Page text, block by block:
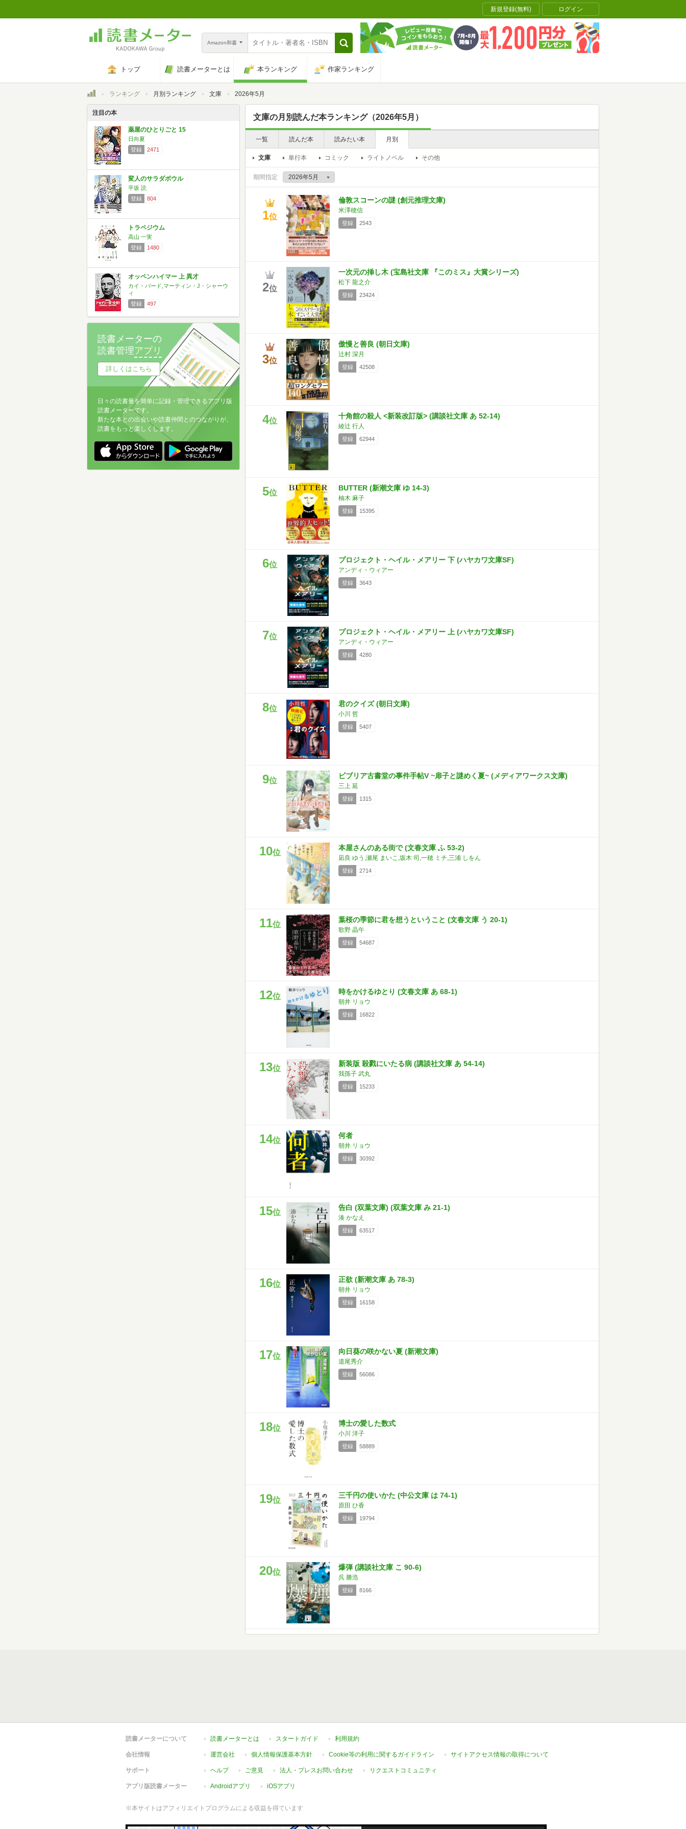
新規登録(無料) ログイン
Amazon和書
トップ 読書メーターとは 本ランキング 作家ランキング
トップランキング 月別ランキング 文庫 2026年5月
文庫の月別読んだ本ランキング（2026年5月）
一覧 読んだ本 読みたい本 月別
文庫 単行本 コミック ライトノベル その他
期間指定
1位
倫敦スコーンの謎 (創元推理文庫)
米澤穂信
登録 2543
2位
一次元の挿し木 (宝島社文庫 『このミス』大賞シリーズ)
松下 龍之介
登録 23424
3位
傲慢と善良 (朝日文庫)
辻村 深月
登録 42508
4位
十角館の殺人 <新装改訂版> (講談社文庫 あ 52-14)
綾辻 行人
登録 62944
5位
BUTTER (新潮文庫 ゆ 14-3)
柚木 麻子
登録 15395
6位
プロジェクト・ヘイル・メアリー 下 (ハヤカワ文庫SF)
アンディ・ウィアー
登録 3643
7位
プロジェクト・ヘイル・メアリー 上 (ハヤカワ文庫SF)
アンディ・ウィアー
登録 4280
8位
君のクイズ (朝日文庫)
小川 哲
登録 5407
9位
ビブリア古書堂の事件手帖V ~扉子と謎めく夏~ (メディアワークス文庫)
三上 延
登録 1315
10位
本屋さんのある街で (文春文庫 ふ 53-2)
凪良 ゆう,瀬尾 まいこ,坂木 司,一穂 ミチ,三浦 しをん
登録 2714
11位
葉桜の季節に君を想うということ (文春文庫 う 20-1)
歌野 晶午
登録 54687
12位
時をかけるゆとり (文春文庫 あ 68-1)
朝井 リョウ
登録 16822
13位
新装版 殺戮にいたる病 (講談社文庫 あ 54-14)
我孫子 武丸
登録 15233
14位
何者
朝井 リョウ
登録 30392
15位
告白 (双葉文庫) (双葉文庫 み 21-1)
湊 かなえ
登録 63517
16位
正欲 (新潮文庫 あ 78-3)
朝井 リョウ
登録 16158
17位
向日葵の咲かない夏 (新潮文庫)
道尾秀介
登録 56086
18位
博士の愛した数式
小川 洋子
登録 58889
19位
三千円の使いかた (中公文庫 は 74-1)
原田 ひ香
登録 19794
20位
爆弾 (講談社文庫 こ 90-6)
呉 勝浩
登録 8166
注目の本
薬屋のひとりごと 15
日向夏
登録
2471
変人のサラダボウル
平坂 読
登録
804
トラペジウム
高山 一実
登録
1480
オッペンハイマー 上 異才
カイ・バード,マーティン・J・シャーウ
ィ
登録
497
読書メーターの
読書管理アプリ
詳しくはこちら
日々の読書量を簡単に記録・管理できるアプリ版
読書メーターです。
新たな本との出会いや読書仲間とのつながりが、
読書をもっと楽しくします。
読書メーターについて 読書メーターとは スタートガイド 利用規約
会社情報 運営会社 個人情報保護基本方針 Cookie等の利用に関するガイドライン サイトアクセス情報の取得について
サポート ヘルプ ご意見 法人・プレスお問い合わせ リクエストコミュニティ
アプリ版読書メーター Androidアプリ iOSアプリ
※本サイトはアフィリエイトプログラムによる収益を得ています